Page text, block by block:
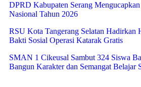
DPRD Kabupaten Serang
Nasional Tahun 2026
RSU Kota Tangerang Selatan Hadirkan
Bakti Sosial Operasi Katarak Gratis
SMAN 1 Cikeusal Sambut 324 Siswa
Bangun Karakter dan Semangat Belajar